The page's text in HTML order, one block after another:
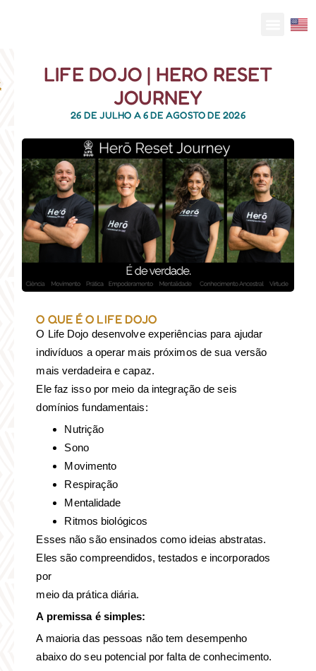
LIFE DOJO | HERO RESET
JOURNEY
26 DE JULHO A 6 DE AGOSTO DE 2026
O QUE É O LIFE DOJO
O Life Dojo desenvolve experiências para ajudar
indivíduos a operar mais próximos de sua versão
mais verdadeira e capaz.
Ele faz isso por meio da integração de seis
domínios fundamentais:
Nutrição
Sono
Movimento
Respiração
Mentalidade
Ritmos biológicos
Esses não são ensinados como ideias abstratas.
Eles são compreendidos, testados e incorporados
por
meio da prática diária.
A premissa é simples:
A maioria das pessoas não tem desempenho
abaixo do seu potencial por falta de conhecimento.